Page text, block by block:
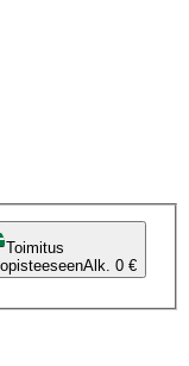
Toimitus
Alk. 0 €